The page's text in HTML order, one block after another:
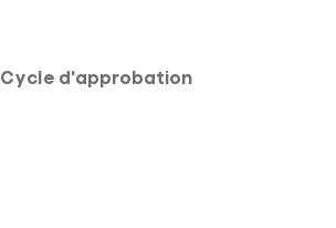
Cycle d'approbation